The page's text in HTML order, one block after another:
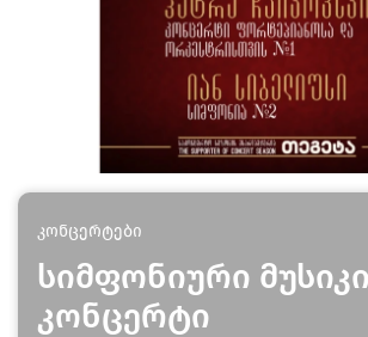
კონცერტები
სიმფონიური
კონცერტი